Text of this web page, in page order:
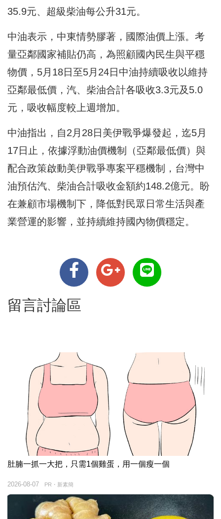
35.9元、超級柴油每公升31元。
中油表示，中東情勢膠著，國際油價上漲。考
量亞鄰國家補貼仍高，為照顧國內民生與平穩
物價，5月18日至5月24日中油持續吸收以維持
亞鄰最低價，汽、柴油合計各吸收3.3元及5.0
元，吸收幅度較上週增加。
中油指出，自2月28日美伊戰爭爆發起，迄5月
17日止，依據浮動油價機制（亞鄰最低價）與
配合政策啟動美伊戰爭專案平穩機制，台灣中
油預估汽、柴油合計吸收金額約148.2億元。盼
在兼顧市場機制下，降低對民眾日常生活與產
業營運的影響，並持續維持國內物價穩定。
留言討論區
肚腩一抓一大把，只需1個雞蛋，用一個瘦一個
PR・新素簡
2026-08-07